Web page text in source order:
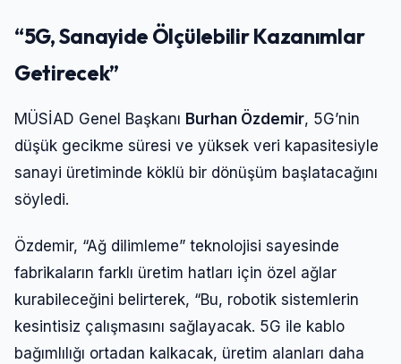
“5G, Sanayide Ölçülebilir Kazanımlar
Getirecek”
MÜSİAD Genel Başkanı Burhan Özdemir, 5G’nin
düşük gecikme süresi ve yüksek veri kapasitesiyle
sanayi üretiminde köklü bir dönüşüm başlatacağını
söyledi.
Özdemir, “Ağ dilimleme” teknolojisi sayesinde
fabrikaların farklı üretim hatları için özel ağlar
kurabileceğini belirterek, “Bu, robotik sistemlerin
kesintisiz çalışmasını sağlayacak. 5G ile kablo
bağımlılığı ortadan kalkacak, üretim alanları daha